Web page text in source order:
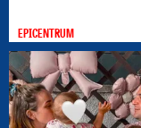
EPICENTRUM